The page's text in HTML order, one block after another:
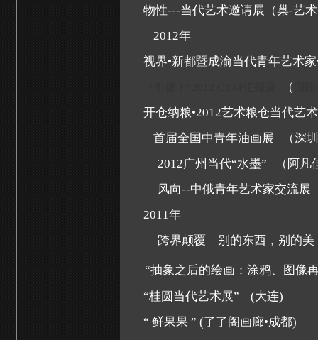
物性---当代艺术邀请展（巢-艺
2012年
视界•新都暨成渝当代青年艺术
（
开仓纳粮•2012艺术粮仓当代艺
首届全国中青年油画展
（深
2012广州当代“水墨”
（阿凡
风向--中俄青年艺术家交流展
2011年
跨界颠覆—别的东西，别的美
“抽象之后的绘画：涂鸦、图像
“桂圆当代艺术展” (大连)
“ 鲜果果 ” (了了阁画廊•成都)